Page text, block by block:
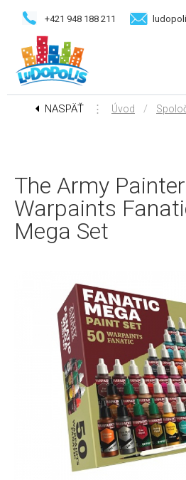
+421 948 188 211
NASPÄŤ ⋮ Úvod /
The Army
Warpaints
Mega Set